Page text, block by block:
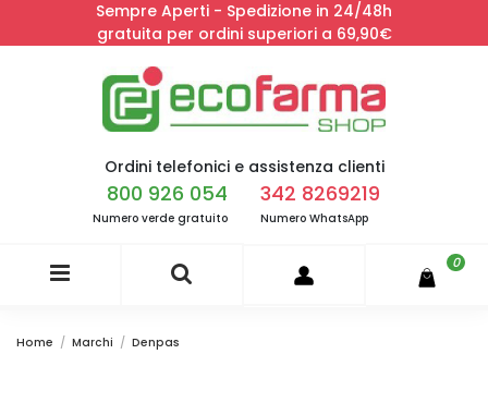
Sempre Aperti - Spedizione in 24/48h
gratuita per ordini superiori a 69,90€
Ordini telefonici e assistenza clienti
800 926 054
Numero verde gratuito
342 8269219
Numero WhatsApp
0
Home Marchi Denpas